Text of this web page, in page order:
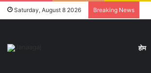
Saturday, August 8 2026 Breaking News
होम